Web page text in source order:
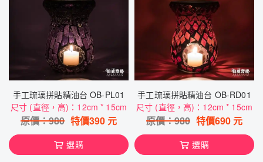
手工琉璃拼貼精油台 OB-PL01
尺寸 (直徑，高)：12cm * 15cm
原價：980 特價390 元
選購
手工琉璃拼貼精油台 OB-RD01
尺寸 (直徑，高)：12cm * 15cm
原價：980 特價690 元
選購